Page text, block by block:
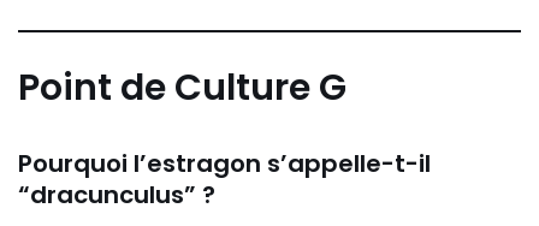
Point de Culture G
Pourquoi l’estragon s’appelle-t-il
“dracunculus” ?